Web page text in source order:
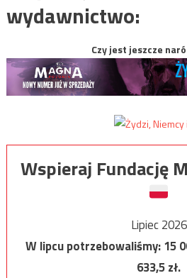
wydawnictwo:
Czy jest jeszcze
Wspieraj Fundację
Lipiec 2026
W lipcu potrzebowaliśmy:15
633,5zł.